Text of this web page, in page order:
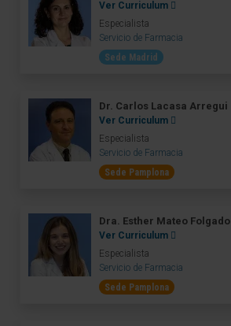
Ver Curriculum
Especialista
Servicio de Farmacia
Sede Madrid
Dr. Carlos Lacasa Arregui
Ver Curriculum
Especialista
Servicio de Farmacia
Sede Pamplona
Dra. Esther Mateo Folgado
Ver Curriculum
Especialista
Servicio de Farmacia
Sede Pamplona